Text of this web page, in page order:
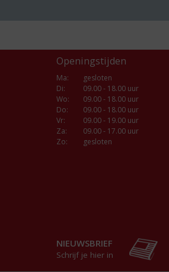
Openingstijden
Ma:
gesloten
Di:
09.00 - 18.00 uur
Wo:
09.00 - 18.00 uur
Do:
09.00 - 18.00 uur
Vr:
09.00 - 19.00 uur
Za:
09.00 - 17.00 uur
Zo:
gesloten
NIEUWSBRIEF
Schrijf je hier in